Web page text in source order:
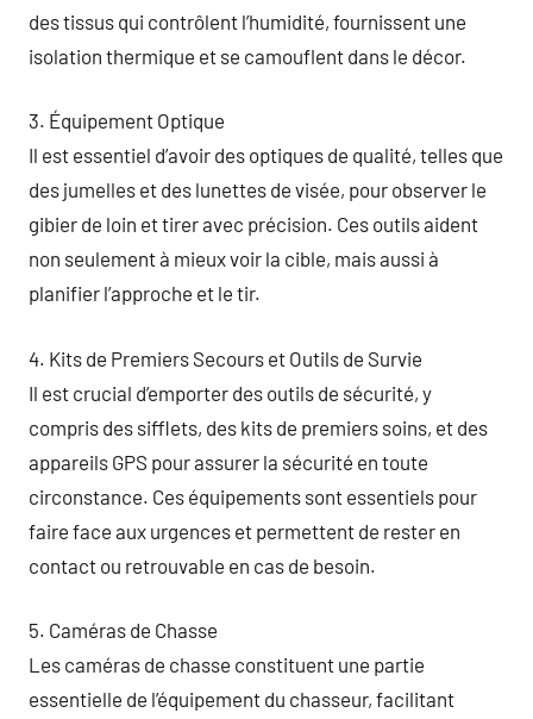
des tissus qui contrôlent l’humidité, fournissent une
isolation thermique et se camouflent dans le décor.
3. Équipement Optique
Il est essentiel d’avoir des optiques de qualité, telles que
des jumelles et des lunettes de visée, pour observer le
gibier de loin et tirer avec précision. Ces outils aident
non seulement à mieux voir la cible, mais aussi à
planifier l’approche et le tir.
4. Kits de Premiers Secours et Outils de Survie
Il est crucial d’emporter des outils de sécurité, y
compris des sifflets, des kits de premiers soins, et des
appareils GPS pour assurer la sécurité en toute
circonstance. Ces équipements sont essentiels pour
faire face aux urgences et permettent de rester en
contact ou retrouvable en cas de besoin.
5. Caméras de Chasse
Les caméras de chasse constituent une partie
essentielle de l’équipement du chasseur, facilitant